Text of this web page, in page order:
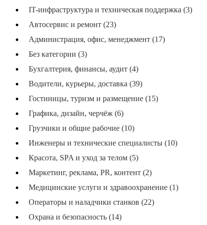
IT-инфраструктура и техническая поддержка (3)
Автосервис и ремонт (23)
Администрация, офис, менеджмент (17)
Без категории (3)
Бухгалтерия, финансы, аудит (4)
Водители, курьеры, доставка (39)
Гостиницы, туризм и размещение (15)
Графика, дизайн, черчёж (6)
Грузчики и общие рабочие (10)
Инженеры и технические специалисты (10)
Красота, SPA и уход за телом (5)
Маркетинг, реклама, PR, контент (2)
Медицинские услуги и здравоохранение (1)
Операторы и наладчики станков (22)
Охрана и безопасность (14)